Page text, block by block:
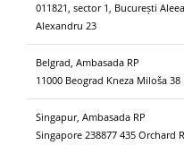
011821, sector 1, București Aleea
Alexandru 23
Belgrad, Ambasada RP
11000 Beograd Kneza Miloša 38
Singapur, Ambasada RP
Singapore 238877 435 Orchard